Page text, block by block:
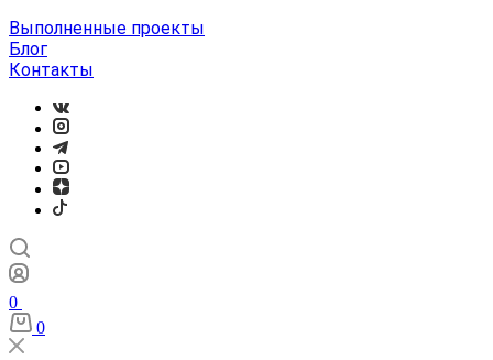
Выполненные проекты
Блог
Контакты
0
0